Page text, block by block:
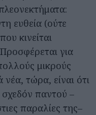
ευθεία (ούτε
κινείται
για
μικρούς
τώρα, είναι ότι
σχεδόν παντού –
παραλίες της–